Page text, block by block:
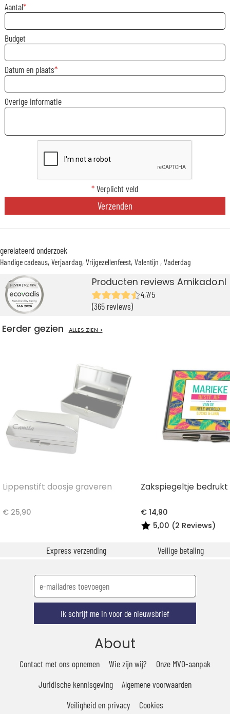
Aantal
Budget
Datum en plaats
Overige informatie
*Verplicht veld
Verzenden
gerelateerd onderzoek
Handige cadeaus Verjaardag Vrijgezellenfeest Valentijn Vaderdag
Producten reviews Amikado.nl
4,7/5
(365 reviews)
Eerder gezien ALLES ZIEN >
Lippenstift doosje graveren
€ 25,90
Zakspiegeltje bedrukt
€ 14,90
5,00 (2 Reviews)
Express verzending Veilige betaling
Ik schrijf me in voor de nieuwsbrief
About
Contact met ons opnemen Wie zijn wij?
Onze MVO-aanpak
Juridische kennisgeving
Algemene voorwaarden
Veiligheid en privacy
Cookies